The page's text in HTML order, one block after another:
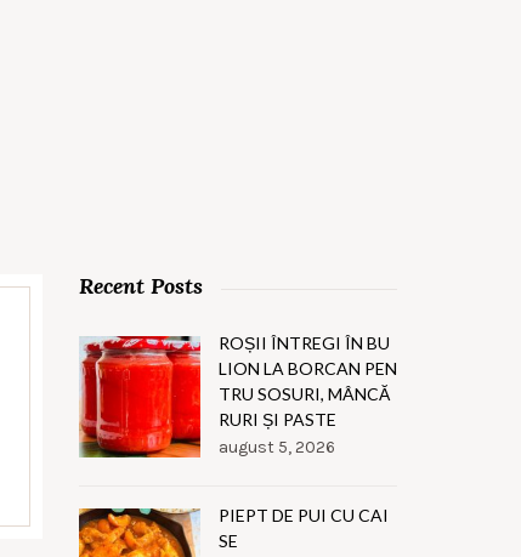
Recent Posts
ROȘII ÎNTREGI ÎN BU
LION LA BORCAN PEN
TRU SOSURI, MÂNCĂ
RURI ȘI PASTE
august 5, 2026
PIEPT DE PUI CU CAI
SE